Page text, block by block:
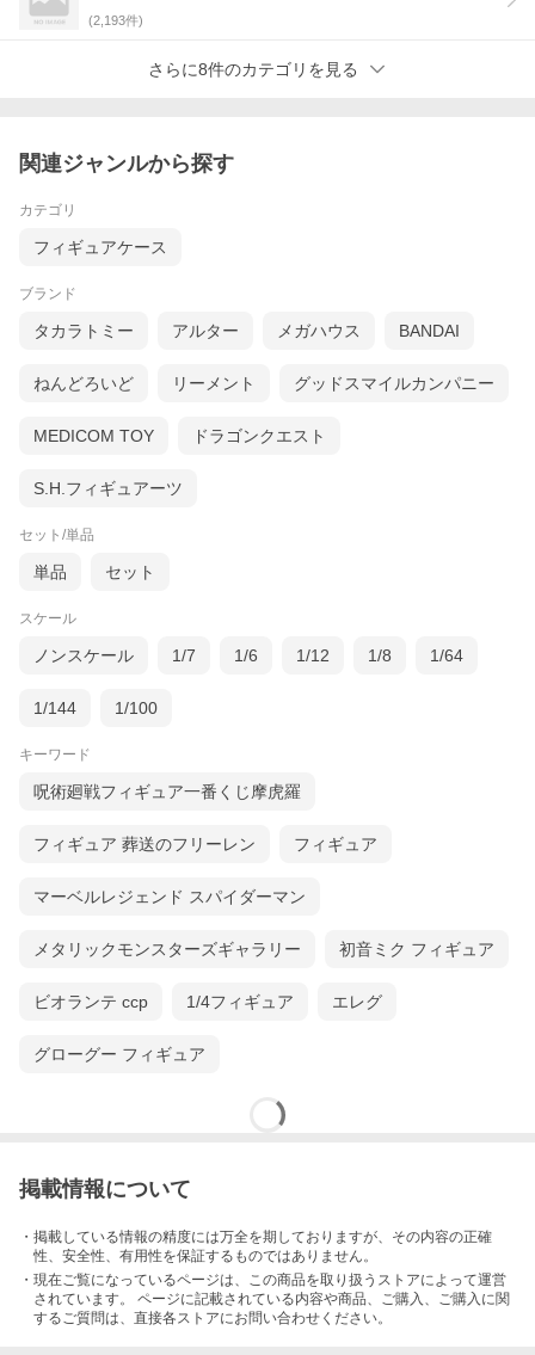
ミニチュア×3、ユニットカード×3、戦術カード×9、ゲームトーク
商品仕様
サイズ
対象年齢
15歳以上
MBS
(2,193件)
さらに8件のカテゴリを見る
関連ジャンルから探す
カテゴリ
フィギュアケース
ブランド
タカラトミー アルター メガハウス BANDAI
ねんどろいど リーメント グッドスマイルカンパニー
MEDICOM TOY ドラゴンクエスト
S.H.フィギュアーツ
セット/単品
単品 セット
スケール
ノンスケール 1/7 1/6 1/12 1/8 1/64
1/144 1/100
キーワード
呪術廻戦フィギュア一番くじ摩虎羅
フィギュア 葬送のフリーレン フィギュア
マーベルレジェンド スパイダーマン
メタリックモンスターズギャラリー 初音ミク フィギュア
ビオランテ ccp 1/4フィギュア エレグ
グローグー フィギュア
掲載情報について
・掲載している情報の精度には万全を期しておりますが、その内容の正確
性、安全性、有用性を保証するものではありません。
・現在ご覧になっているページは、この商品を取り扱うストアによって運営
されています。 ページに記載されている内容や商品、ご購入 、ご購入に関
するご質問は、直接各ストアにお問い合わせください。